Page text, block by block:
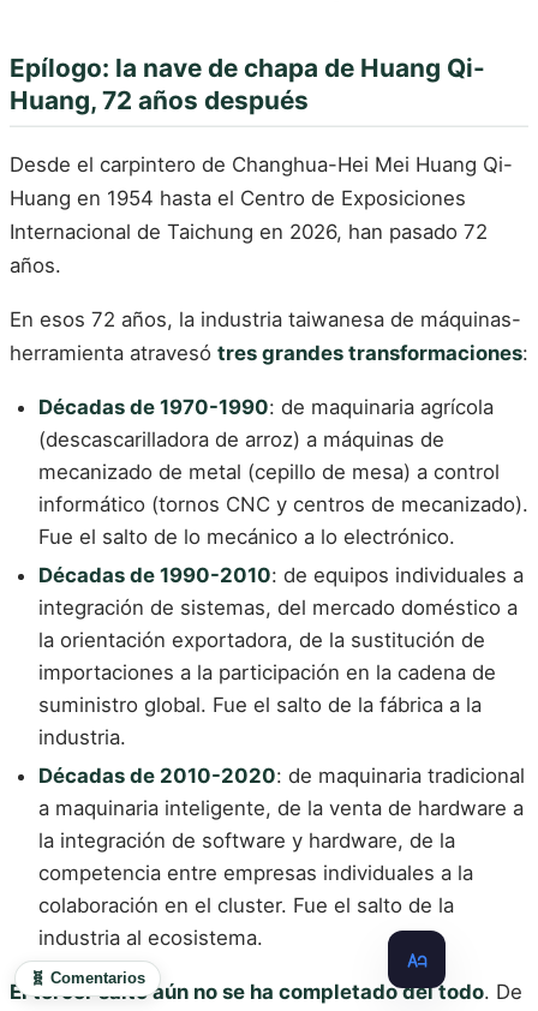
Epílogo: la nave de chapa de Huang Qi-
Huang, 72 años después
Desde el carpintero de Changhua-Hei Mei Huang Qi-
Huang en 1954 hasta el Centro de Exposiciones
Internacional de Taichung en 2026, han pasado 72
años.
En esos 72 años, la industria taiwanesa de máquinas-
herramienta atravesó tres grandes transformaciones:
Décadas de 1970-1990: de maquinaria agrícola
(descascarilladora de arroz) a máquinas de
mecanizado de metal (cepillo de mesa) a control
informático (tornos CNC y centros de mecanizado).
Fue el salto de lo mecánico a lo electrónico.
Décadas de 1990-2010: de equipos individuales a
integración de sistemas, del mercado doméstico a
la orientación exportadora, de la sustitución de
importaciones a la participación en la cadena de
suministro global. Fue el salto de la fábrica a la
industria.
Décadas de 2010-2020: de maquinaria tradicional
a maquinaria inteligente, de la venta de hardware a
la integración de software y hardware, de la
competencia entre empresas individuales a la
colaboración en el cluster. Fue el salto de la
industria al ecosistema.
El tercer salto aún no se ha completado del todo. De
🧬 Comentarios